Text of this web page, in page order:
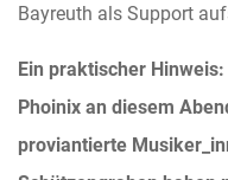
Bayreuth als Support
Ein praktischer
Phoinix an diesem
proviantierte